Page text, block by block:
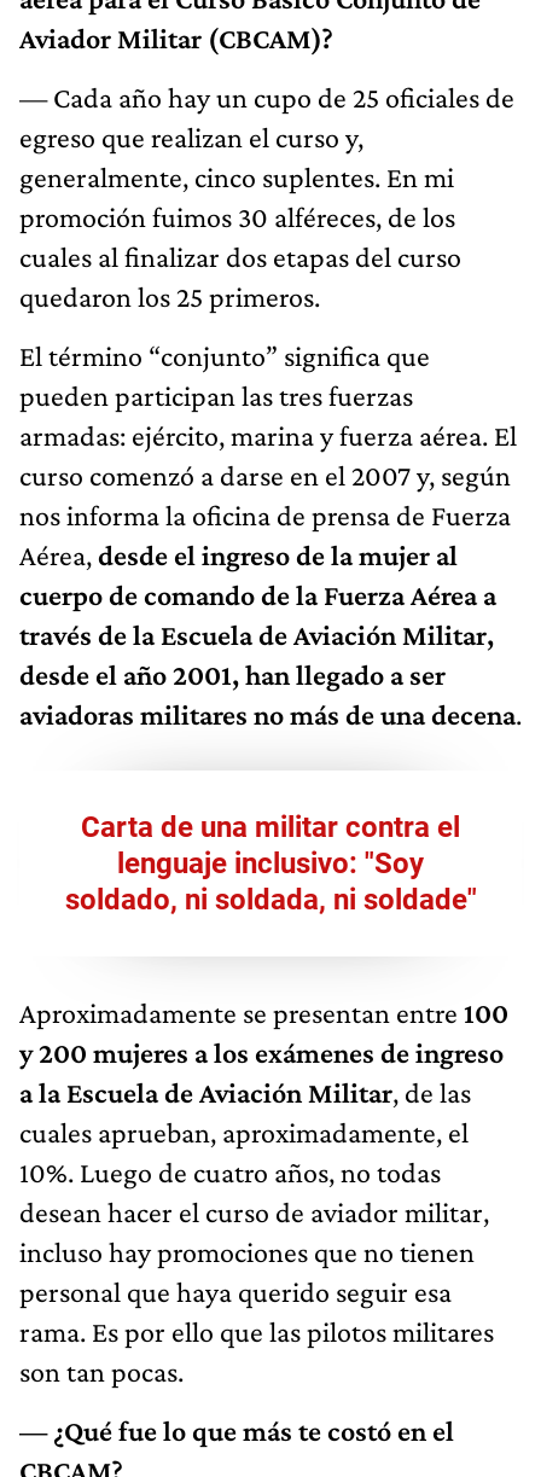
Aviador Militar (CBCAM)?
— Cada año hay un cupo de 25 oficiales de
egreso que realizan el curso y,
generalmente, cinco suplentes. En mi
promoción fuimos 30 alféreces, de los
cuales al finalizar dos etapas del curso
quedaron los 25 primeros.
El término “conjunto” significa que
pueden participan las tres fuerzas
armadas: ejército, marina y fuerza aérea. El
curso comenzó a darse en el 2007 y, según
nos informa la oficina de prensa de Fuerza
Aérea,desde el ingreso de la mujer al
cuerpo de comando de la Fuerza Aérea a
través de la Escuela de Aviación Militar,
desde el año 2001, han llegado a ser
aviadoras militares no más de una decena.
Carta de una militar contra el
lenguaje inclusivo: "Soy
soldado, ni soldada, ni soldade"
Aproximadamente se presentan entre 100
y 200 mujeres a los exámenes de ingreso
a la Escuela de Aviación Militar, de las
cuales aprueban, aproximadamente, el
10%. Luego de cuatro años, no todas
desean hacer el curso de aviador militar,
incluso hay promociones que no tienen
personal que haya querido seguir esa
rama. Es por ello que las pilotos militares
son tan pocas.
— ¿Qué fue lo que más te costó en el
CBCAM?